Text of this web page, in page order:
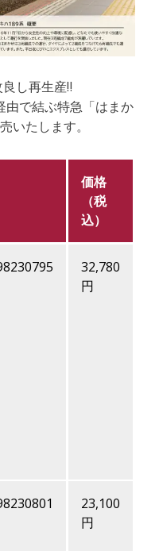
良し再生産‼
由で結ぶ特急「はまか
いたします。
価格
（税
込）
32,780
円
23,100
円